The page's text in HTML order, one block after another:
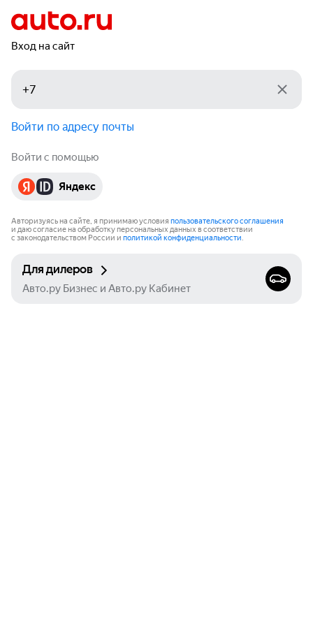
Вход на сайт
Войти по адресу почты
Войти с помощью
Яндекс
Авторизуясь на сайте, я принимаю условия пользовательского соглашения
и даю согласие на обработку персональных данных в соответствии
с законодательством России и политикой конфиденциальности.
Для дилеров
Авто.ру Бизнес и Авто.ру Кабинет